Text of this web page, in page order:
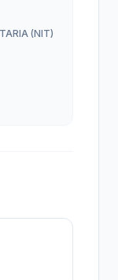
(NIT)